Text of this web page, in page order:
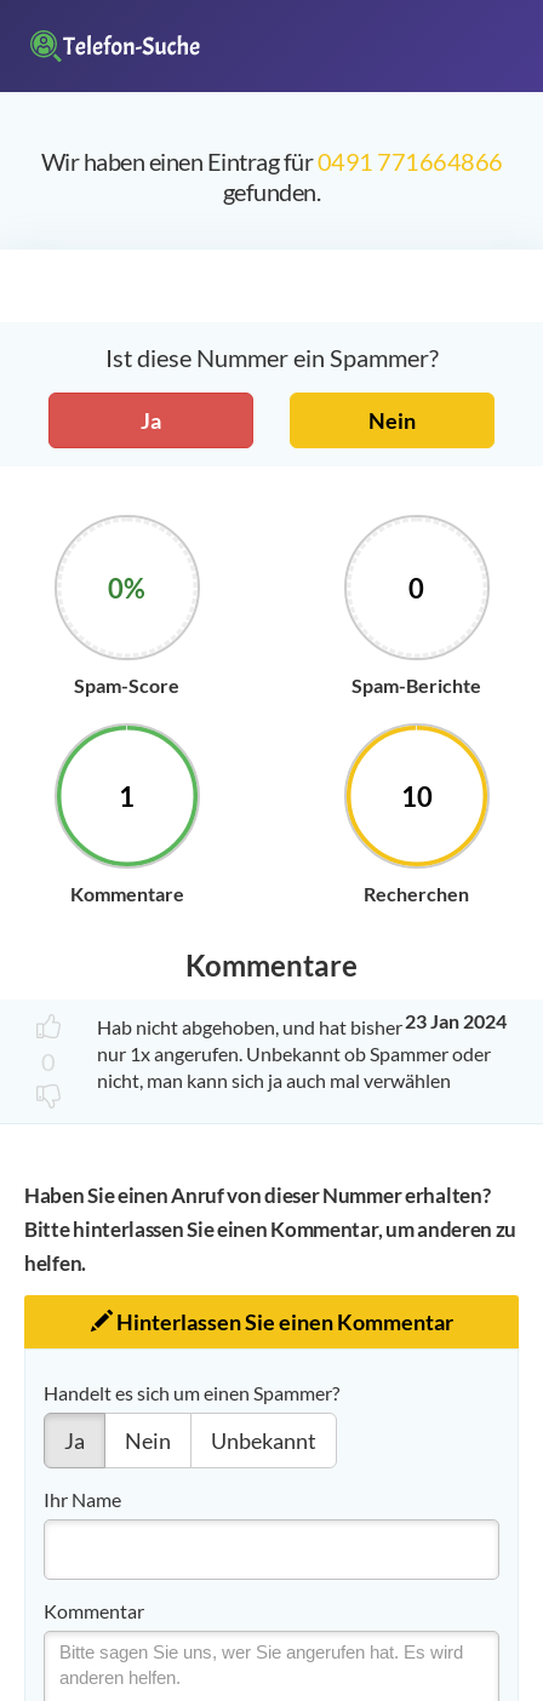
Wir haben einen Eintrag für0491 771664866
gefunden.
Ist diese Nummer ein Spammer?
Ja Nein
0%
Spam-Score
0
Spam-Berichte
1
Kommentare
10
Recherchen
Kommentare
0
23 Jan 2024
Hab nicht abgehoben, und hat bisher
nur 1x angerufen. Unbekannt ob Spammer oder
nicht, man kann sich ja auch mal verwählen
Haben Sie einen Anruf von dieser Nummer erhalten?
Bitte hinterlassen Sie einen Kommentar, um anderen zu
helfen.
Hinterlassen Sie einen Kommentar
Handelt es sich um einen Spammer?
Ja Nein Unbekannt
Ihr Name
Kommentar